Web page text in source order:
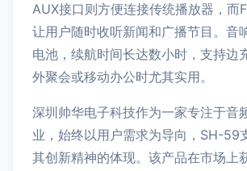
AUX接口则方便连接传统播放器，而
让用户随时收听新闻和广播节目。音
电池，续航时间长达数小时，支持边
外聚会或移动办公时尤其实用。
深圳帅华电子科技作为一家专注于音
业，始终以用户需求为导向，SH-59
其创新精神的体现。该产品在市场上